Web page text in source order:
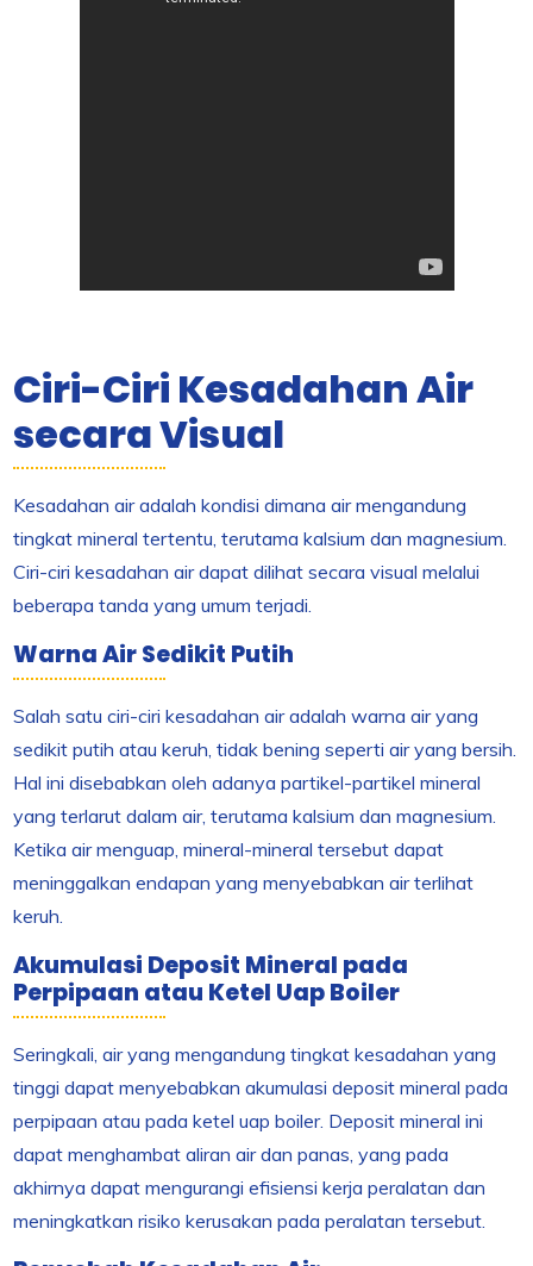
Ciri-Ciri Kesadahan Air
secara Visual
Kesadahan air adalah kondisi dimana air mengandung
tingkat mineral tertentu, terutama kalsium dan magnesium.
Ciri-ciri kesadahan air dapat dilihat secara visual melalui
beberapa tanda yang umum terjadi.
Warna Air Sedikit Putih
Salah satu ciri-ciri kesadahan air adalah warna air yang
sedikit putih atau keruh, tidak bening seperti air yang bersih.
Hal ini disebabkan oleh adanya partikel-partikel mineral
yang terlarut dalam air, terutama kalsium dan magnesium.
Ketika air menguap, mineral-mineral tersebut dapat
meninggalkan endapan yang menyebabkan air terlihat
keruh.
Akumulasi Deposit Mineral pada
Perpipaan atau Ketel Uap Boiler
Seringkali, air yang mengandung tingkat kesadahan yang
tinggi dapat menyebabkan akumulasi deposit mineral pada
perpipaan atau pada ketel uap boiler. Deposit mineral ini
dapat menghambat aliran air dan panas, yang pada
akhirnya dapat mengurangi efisiensi kerja peralatan dan
meningkatkan risiko kerusakan pada peralatan tersebut.